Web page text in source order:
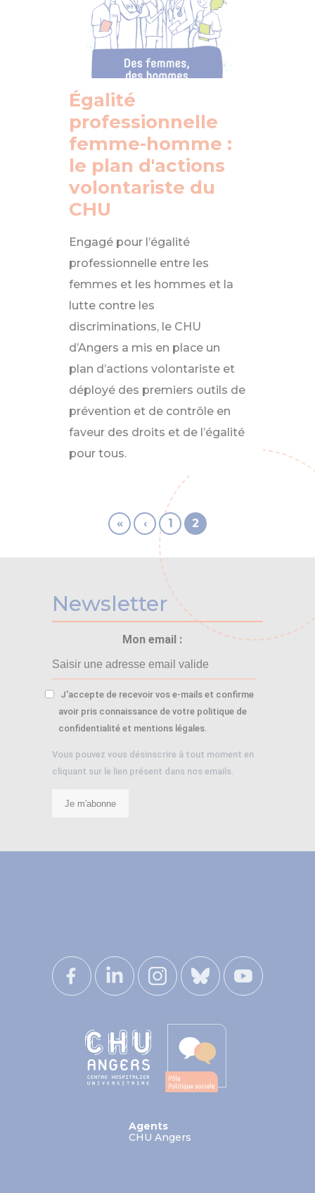
Égalité
professionnelle
femme-homme :
le plan d'actions
volontariste du
CHU
Engagé pour l’égalité
professionnelle entre les
femmes et les hommes et la
lutte contre les
discriminations, le CHU
d’Angers a mis en place un
plan d’actions volontariste et
déployé des premiers outils de
prévention et de contrôle en
faveur des droits et de l’égalité
pour tous.
« ‹ 1 2
Newsletter
Mon email :
J'accepte de recevoir vos e-mails et confirme
avoir pris connaissance de votre politique de
confidentialité et mentions légales.
Vous pouvez vous désinscrire à tout moment en
cliquant sur le lien présent dans nos emails.
Je m'abonne
Agents
CHU Angers